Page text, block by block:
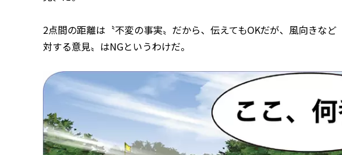
2点間の距離は〝不変の事実〟だから、伝えてもOKだが、風向きな
対する意見〟はNGというわけだ。